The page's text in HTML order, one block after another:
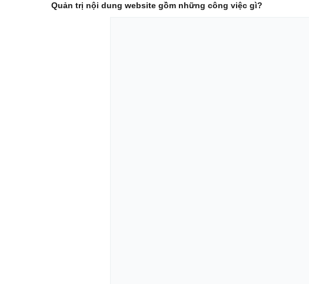
Quản trị nội dung website gồm những công việc gì?